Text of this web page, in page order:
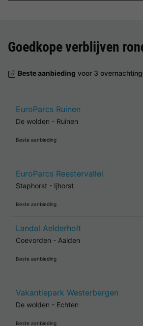
Goedkope verblijven
Beste aanbieding voor 3
EuroParcs Ruinen
De wolden - Ruinen
Beste aanbieding
EuroParcs Reestervallei
Staphorst - Ijhorst
Beste aanbieding
Landal Aelderholt
Coevorden - Aalden
Beste aanbieding
Vakantiepark Westerbergen
De wolden - Echten
Beste aanbieding